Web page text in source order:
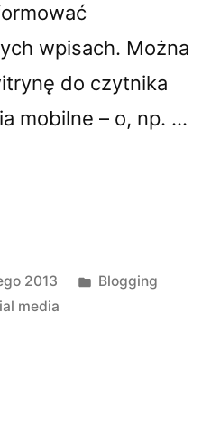
wpisach. Można
do czytnika
mobilne – o, np. …
2013
Opublikowano
Blogging
media